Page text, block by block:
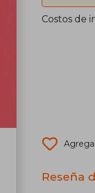
Costos de
Reseña